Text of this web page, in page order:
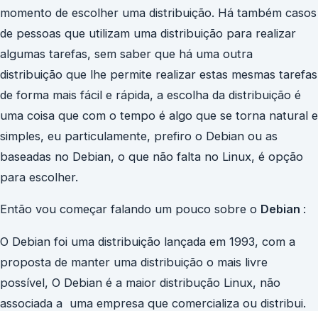
momento de escolher uma distribuição. Há também casos
de pessoas que utilizam uma distribuição para realizar
algumas tarefas, sem saber que há uma outra
distribuição que lhe permite realizar estas mesmas tarefas
de forma mais fácil e rápida, a escolha da distribuição é
uma coisa que com o tempo é algo que se torna natural e
simples, eu particulamente, prefiro o Debian ou as
baseadas no Debian, o que não falta no Linux, é opção
para escolher.
Então vou começar falando um pouco sobre o Debian :
O Debian foi uma distribuição lançada em 1993, com a
proposta de manter uma distribuição o mais livre
possível, O Debian é a maior distribução Linux, não
associada a uma empresa que comercializa ou distribui.